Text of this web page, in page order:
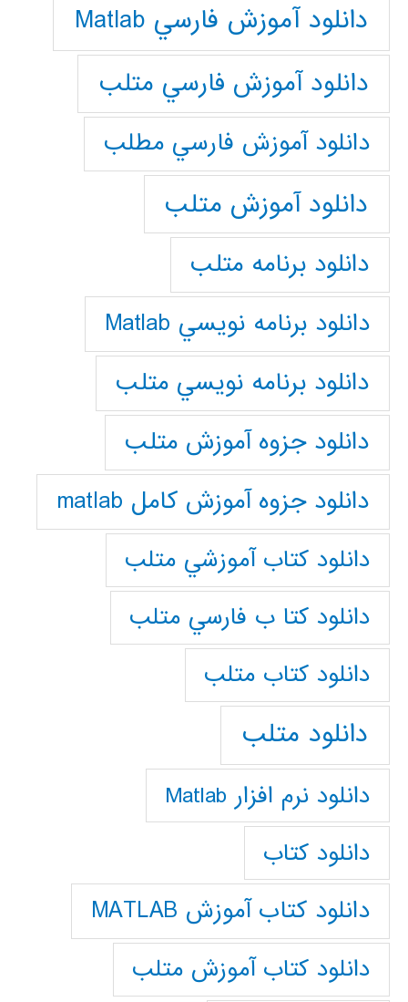
دانلود آموزش فارسي Matlab
دانلود آموزش فارسي متلب
دانلود آموزش فارسي مطلب
دانلود آموزش متلب
دانلود برنامه متلب
دانلود برنامه نويسي Matlab
دانلود برنامه نويسي متلب
دانلود جزوه آموزش متلب
دانلود جزوه آموزش کامل matlab
دانلود كتاب آموزشي متلب
دانلود كتا ب فارسي متلب
دانلود كتاب متلب
دانلود متلب
دانلود نرم افزار Matlab
دانلود کتاب
دانلود کتاب آموزش MATLAB
دانلود کتاب آموزش متلب